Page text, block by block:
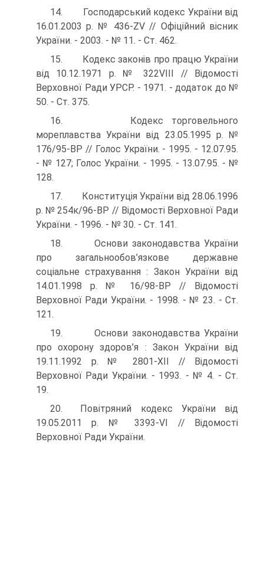
14. Господарський кодекс України від
16.01.2003 р. № 436-ZV // Офіційний вісник
України. - 2003. - № 11. - Ст. 462.
15. Кодекс законів про працю України
від 10.12.1971 р. № 322­VIII // Відомості
Верховної Ради УРСР. - 1971. - додаток до №
50. - Ст. 375.
16. Кодекс торговельного
мореплавства України від 23.05.1995 р. №
176/95-ВР // Голос України. - 1995. - 12.07.95.
- № 127; Голос України. - 1995. - 13.07.95. - №
128.
17. Конституція України від 28.06.1996
р. № 254к/96-ВР // Ві­домості Верховної Ради
України. - 1996. - № 30. - Ст. 141.
18. Основи законодавства України
про загальнообов’язкове державне
соціальне страхування : Закон України від
14.01.1998 р. № 16/98-ВР // Відомості
Верховної Ради України. - 1998. - № 23. - Ст.
121.
19. Основи законодавства України
про охорону здоров’я : Закон України від
19.11.1992 р. № 2801-ХІІ // Відомості
Верховної Ради України. - 1993. - № 4. - Ст.
19.
20. Повітряний кодекс України від
19.05.2011 р. № 3393-VI // Відомості
Верховної Ради України.